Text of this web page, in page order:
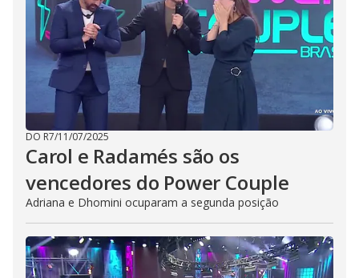
DO R7/11/07/2025
Carol e Radamés são os
vencedores do Power Couple
Adriana e Dhomini ocuparam a segunda posição